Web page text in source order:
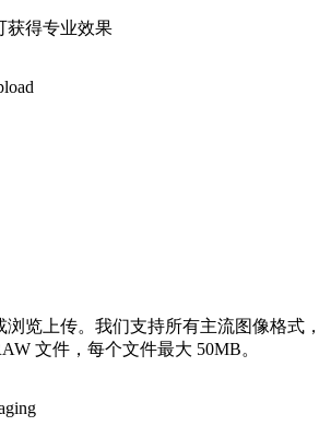
获得专业效果
浏览上传。我们支持所有主流图像格式，
文件，每个文件最大 50MB。